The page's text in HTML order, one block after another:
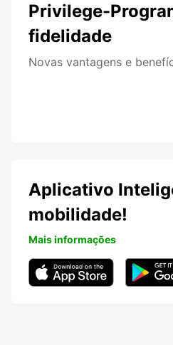
Privilege-
fidelidade
Novas vantagens e
Aplicativo
mobilidade!
Mais informações